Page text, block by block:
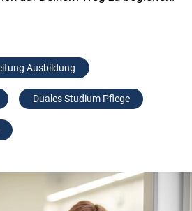
Ausbildung
Duales Studium Pflege